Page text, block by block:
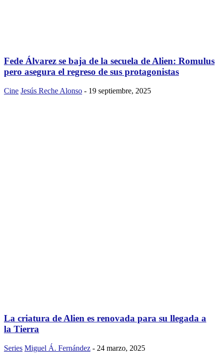
Fede Álvarez se baja de la secuela de Alien: Romulus
pero asegura el regreso de sus protagonistas
Cine Jesús Reche Alonso - 19 septiembre, 2025
La criatura de Alien es renovada para su llegada a
la Tierra
Series Miguel Á. Fernández - 24 marzo, 2025